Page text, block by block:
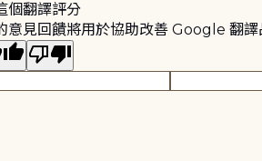
個翻譯評分
意見回饋將用於協助改善 Google 翻譯